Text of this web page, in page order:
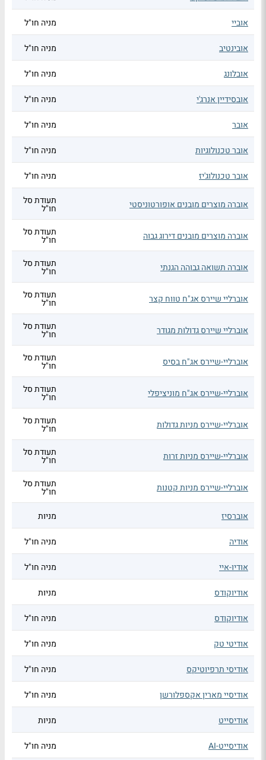
אוביי מניה חו"ל
אובינטיב מניה חו"ל
אובלונג מניה חו"ל
אובסידיין אנרג'י מניה חו"ל
אובר מניה חו"ל
אובר טכנולוגיות מניה חו"ל
אובר טכנולוג'יז מניה חו"ל
אוברה מוצרים מובנים אופורטוניסטי תעודת סל
חו"ל
אוברה מוצרים מובנים דירוג גבוה תעודת סל
חו"ל
אוברה תשואה גבוהה הגנתי תעודת סל
חו"ל
אוברליי שיירס אג"ח טווח קצר תעודת סל
חו"ל
אוברליי שיירס גדולות מגודר תעודת סל
חו"ל
אוברליי-שיירס אג"ח בסיס תעודת סל
חו"ל
אוברליי-שיירס אג"ח מוניציפלי תעודת סל
חו"ל
אוברליי-שיירס מניות גדולות תעודת סל
חו"ל
אוברליי-שיירס מניות זרות תעודת סל
חו"ל
אוברליי-שיירס מניות קטנות תעודת סל
חו"ל
אוברסיז
מניות
אודיה מניה חו"ל
אודיו-איי מניה חו"ל
אודיוקודס מניות
אודיוקודס מניה חו"ל
אודיטי טק מניה חו"ל
אודיסי תרפיוטיקס מניה חו"ל
אודיסיי מארין אקספלורשן מניה חו"ל
אודיסייט מניות
אודיסייט-AI מניה חו"ל